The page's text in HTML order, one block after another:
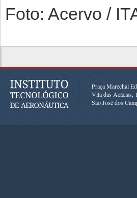
Foto: Acervo /
Praça Marechal
Vila das Acácias,
São José dos